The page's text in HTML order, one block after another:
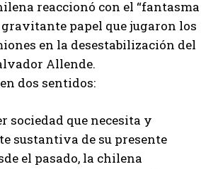
reaccionó con el “fantasma
gravitante papel que jugaron los
en la desestabilización del
Allende.
dos sentidos:
sociedad que necesita y
sustantiva de su presente
el pasado, la chilena